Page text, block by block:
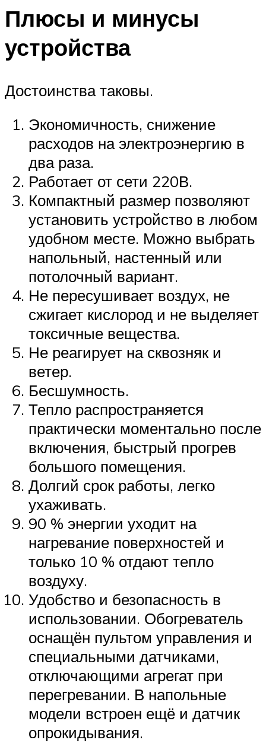
Плюсы и минусы
устройства
Достоинства таковы.
Экономичность, снижение
расходов на электроэнергию в
два раза.
Работает от сети 220В.
Компактный размер позволяют
установить устройство в любом
удобном месте. Можно выбрать
напольный, настенный или
потолочный вариант.
Не пересушивает воздух, не
сжигает кислород и не выделяет
токсичные вещества.
Не реагирует на сквозняк и
ветер.
Бесшумность.
Тепло распространяется
практически моментально после
включения, быстрый прогрев
большого помещения.
Долгий срок работы, легко
ухаживать.
90 % энергии уходит на
нагревание поверхностей и
только 10 % отдают тепло
воздуху.
Удобство и безопасность в
использовании. Обогреватель
оснащён пультом управления и
специальными датчиками,
отключающими агрегат при
перегревании. В напольные
модели встроен ещё и датчик
опрокидывания.